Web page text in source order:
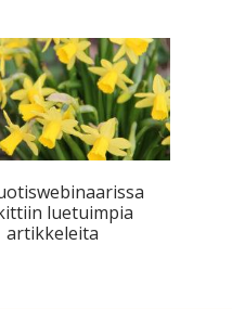
luetuimpia
artikkeleita